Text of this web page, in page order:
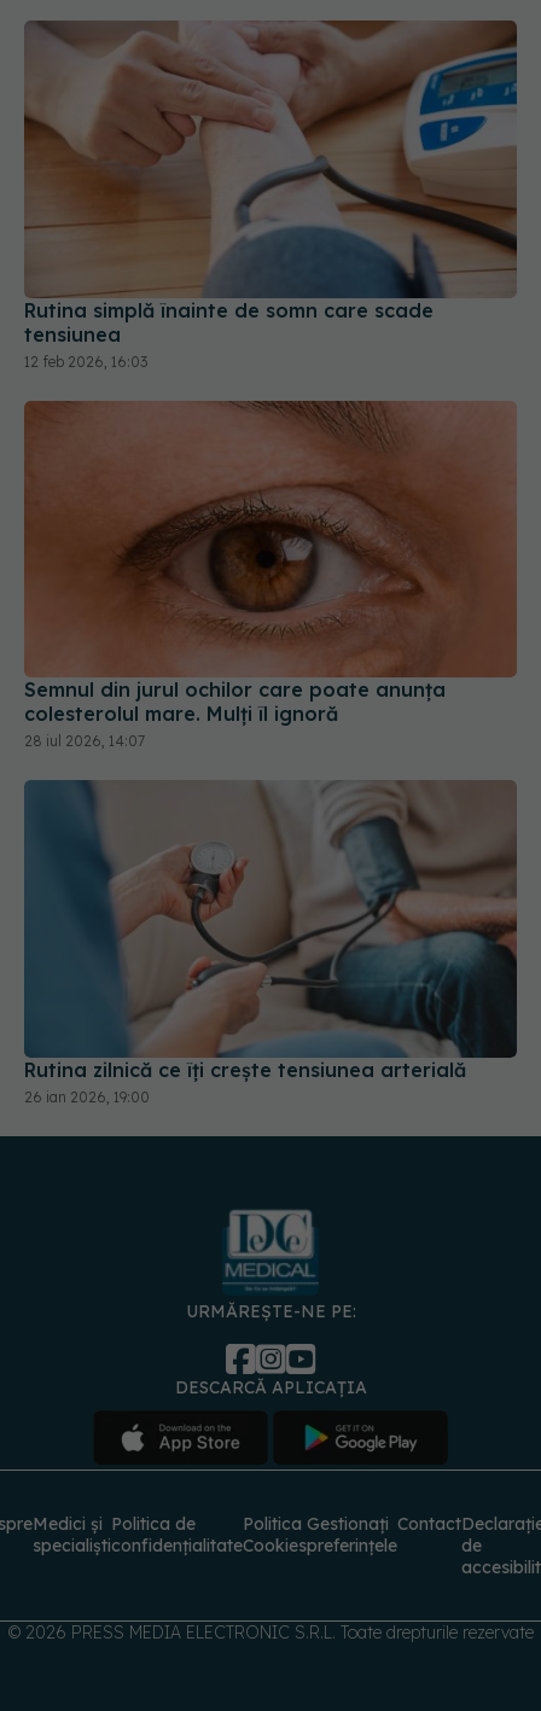
Rutina simplă înainte de somn care scade
tensiunea
12 feb 2026, 16:03
Semnul din jurul ochilor care poate anunța
colesterolul mare. Mulți îl ignoră
28 iul 2026, 14:07
Rutina zilnică ce îți crește tensiunea arterială
26 ian 2026, 19:00
URMĂREȘTE-NE PE:
DESCARCĂ APLICAȚIA
Medici și
specialiști
Politica de
confidențialitate
Politica
Cookies
Gestionați
preferințele
Contact
de
© 2026 PRESS MEDIA ELECTRONIC S.R.L. Toate drepturile rezervate